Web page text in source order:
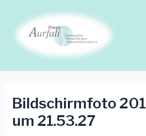
springen
Bildschirmfoto
um 21.53.27
Navigation